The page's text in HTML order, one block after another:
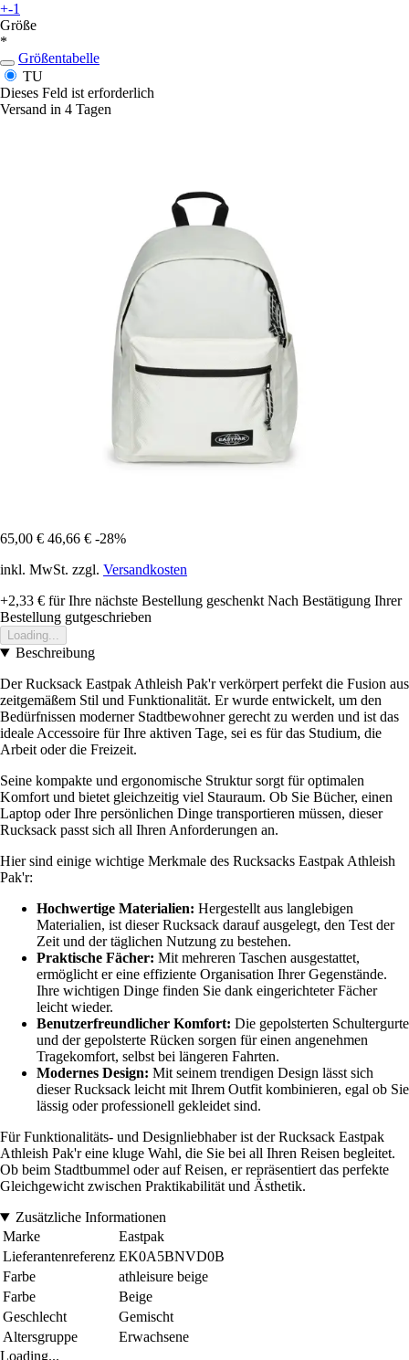
+-1
Größe
*
Größentabelle
TU
Dieses Feld ist erforderlich
Versand in 4 Tagen
65,00 € 46,66 € -28%
inkl. MwSt. zzgl. Versandkosten
+2,33 € für Ihre nächste Bestellung geschenkt Nach Bestätigung Ihrer
Bestellung gutgeschrieben
Loading...
Beschreibung
Der Rucksack Eastpak Athleish Pak'r verkörpert perfekt die Fusion aus
zeitgemäßem Stil und Funktionalität. Er wurde entwickelt, um den
Bedürfnissen moderner Stadtbewohner gerecht zu werden und ist das
ideale Accessoire für Ihre aktiven Tage, sei es für das Studium, die
Arbeit oder die Freizeit.
Seine kompakte und ergonomische Struktur sorgt für optimalen
Komfort und bietet gleichzeitig viel Stauraum. Ob Sie Bücher, einen
Laptop oder Ihre persönlichen Dinge transportieren müssen, dieser
Rucksack passt sich all Ihren Anforderungen an.
Hier sind einige wichtige Merkmale des Rucksacks Eastpak Athleish
Pak'r:
Hochwertige Materialien: Hergestellt aus langlebigen
Materialien, ist dieser Rucksack darauf ausgelegt, den Test der
Zeit und der täglichen Nutzung zu bestehen.
Praktische Fächer: Mit mehreren Taschen ausgestattet,
ermöglicht er eine effiziente Organisation Ihrer Gegenstände.
Ihre wichtigen Dinge finden Sie dank eingerichteter Fächer
leicht wieder.
Benutzerfreundlicher Komfort: Die gepolsterten Schultergurte
und der gepolsterte Rücken sorgen für einen angenehmen
Tragekomfort, selbst bei längeren Fahrten.
Modernes Design: Mit seinem trendigen Design lässt sich
dieser Rucksack leicht mit Ihrem Outfit kombinieren, egal ob Sie
lässig oder professionell gekleidet sind.
Für Funktionalitäts- und Designliebhaber ist der Rucksack Eastpak
Athleish Pak'r eine kluge Wahl, die Sie bei all Ihren Reisen begleitet.
Ob beim Stadtbummel oder auf Reisen, er repräsentiert das perfekte
Gleichgewicht zwischen Praktikabilität und Ästhetik.
Zusätzliche Informationen
Marke
Eastpak
Lieferantenreferenz EK0A5BNVD0B
Farbe
athleisure beige
Farbe
Beige
Geschlecht
Gemischt
Altersgruppe
Erwachsene
Loading...